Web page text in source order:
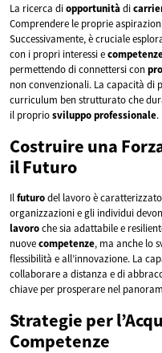
La ricerca diopportunità di
Comprendere le proprie
Successivamente, è cruciale
con i propri interessi e
permettendo di connettersi con
non convenzionali. La capacità di
curriculum ben strutturato che
il propriosviluppoprofessionale.
Costruire una
il Futuro
Ilfuturodel lavoro è
organizzazioni e gli individui
lavoroche sia adattabile e
nuovecompetenze, ma anche lo
flessibilità e all’innovazione. La
collaborare a distanza e di
chiave per prosperare nel
Strategie per
Competenze